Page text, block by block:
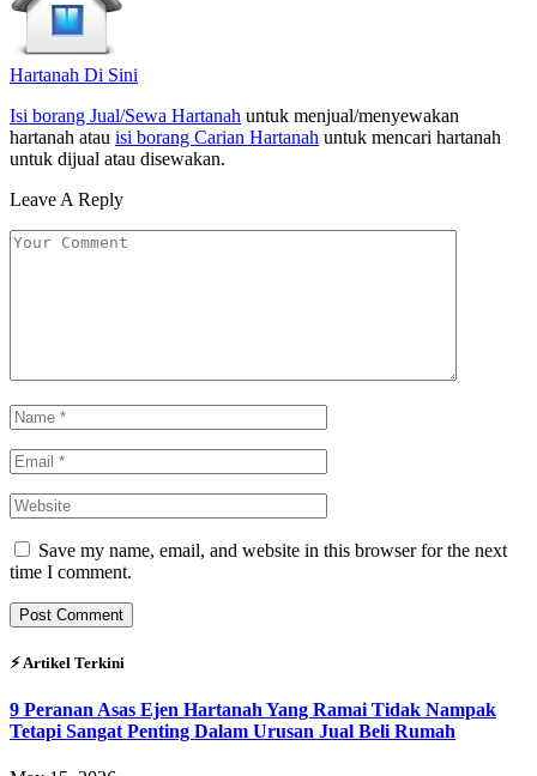
Hartanah Di Sini
Isi borang Jual/Sewa Hartanah untuk menjual/menyewakan
hartanah atau isi borang Carian Hartanah untuk mencari hartanah
untuk dijual atau disewakan.
Leave A Reply
Save my name, email, and website in this browser for the next
time I comment.
⚡︎ Artikel Terkini
9 Peranan Asas Ejen Hartanah Yang Ramai Tidak Nampak
Tetapi Sangat Penting Dalam Urusan Jual Beli Rumah